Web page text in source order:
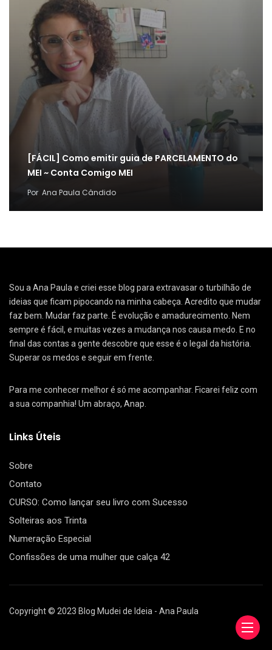
[FÁCIL] Como emitir guia de PARCELAMENTO do
MEI ~ Conta Comigo MEI
Por Ana Paula Cândido
Sou a Ana Paula e criei esse blog para extravasar o turbilhão de
ideias que ficam pipocando na minha cabeça. Acredito que mudar
faz bem. Mudar faz parte. É evolução e amadurecimento. Nem
sempre é fácil, e muitas vezes a mudança nos causa medo. E no
final das contas a gente descobre que esse é o legal da história.
Superar os medos e seguir em frente.
Para me conhecer melhor é só me acompanhar. Ficarei feliz com
a sua companhia! Um abraço, Anap.
Links Úteis
Sobre
Contato
CURSO: Como lançar seu livro com Sucesso
Solteiras aos Trinta
Numeração Especial
Confissões de uma mulher que calça 42
Copyright © 2023 Blog Mudei de Ideia - Ana Paula